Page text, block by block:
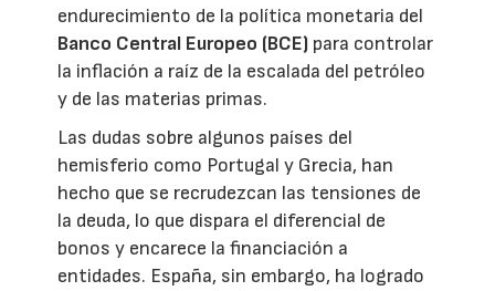
endurecimiento de la política monetaria del
Banco Central Europeo (BCE) para controlar
la inflación a raíz de la escalada del petróleo
y de las materias primas.
Las dudas sobre algunos países del
hemisferio como Portugal y Grecia, han
hecho que se recrudezcan las tensiones de
la deuda, lo que dispara el diferencial de
bonos y encarece la financiación a
entidades. España, sin embargo, ha logrado